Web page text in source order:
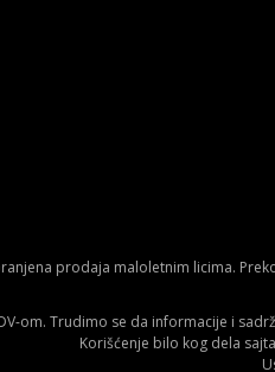
prodaja maloletnim licima.
om. Trudimo se da informacije i
Korišćenje bilo kog dela